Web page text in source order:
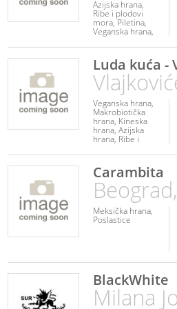
Azijska hrana
Ribe i plodovi
mora Piletina
Veganska hrana
Vegetarijanska
hrana Napici
Luda kuća -
Veganska hrana
Makrobiotička
hrana Kineska
hrana Azijska
hrana Ribe i
Posna hrana
Vegetarijanska
hrana Poslastice
Carambita
Beograd,
Meksička hrana
Poslastice
BlackWhite
Milana